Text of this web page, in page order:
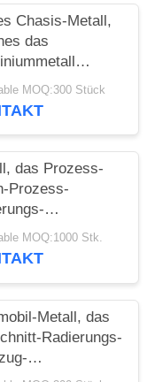
Chasis-Metall,
das
Gray Bracket
MOQ:300 Stück
das Prozess-
Prozess-
für
überzogenes
MOQ:1000 Stk.
Metall, das
Radierungs-